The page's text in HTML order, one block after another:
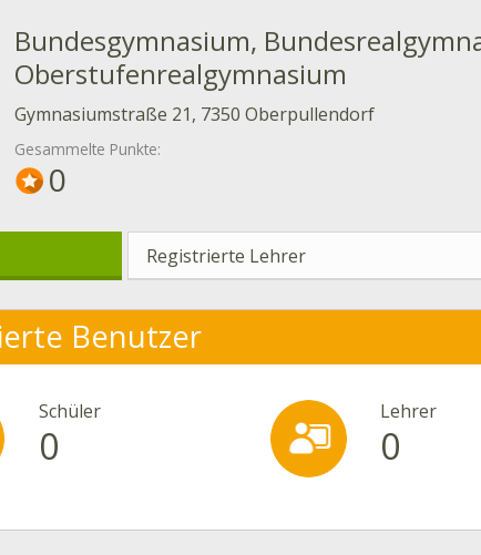
Bundesgymnasium,
Oberstufenrealgymnasium
Gymnasiumstraße 21, 7350 Oberpullendorf
Gesammelte Punkte:
0
Registrierte Lehrer
Benutzer
Schüler
0
Lehrer
0